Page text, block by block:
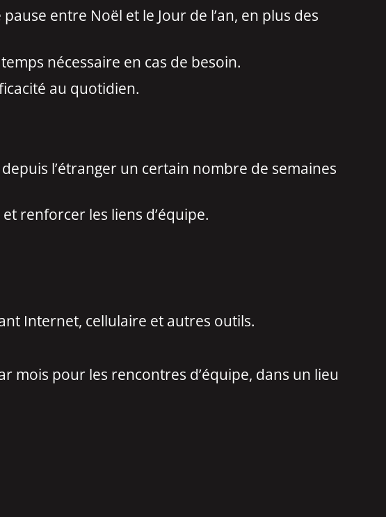
entre Noël et le Jour de l’an, en plus des
nécessaire en cas de besoin.
au quotidien.
l’étranger un certain nombre de semaines
renforcer les liens d’équipe.
Internet, cellulaire et autres outils.
mois pour les rencontres d’équipe, dans un lieu